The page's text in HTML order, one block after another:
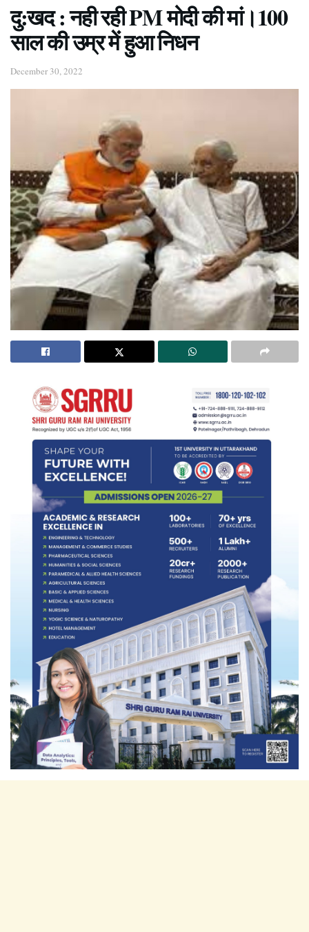
दु:खद : नही रही PM मोदी की मां।100
साल की उम्र में हुआ निधन
December 30, 2022